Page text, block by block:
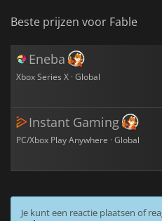
Beste prijzen voor Fable
Eneba
Xbox Series X · Global
Instant Gaming
PC/Xbox Play Anywhere · Global
Je kunt een reactie plaatsen of